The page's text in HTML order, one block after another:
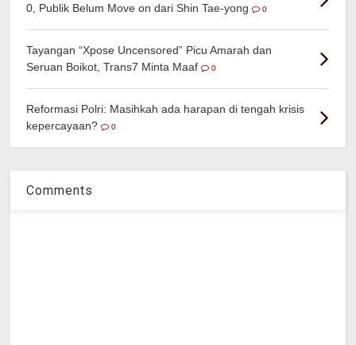
0, Publik Belum Move on dari Shin Tae-yong
0
Tayangan “Xpose Uncensored” Picu Amarah dan
Seruan Boikot, Trans7 Minta Maaf
0
Reformasi Polri: Masihkah ada harapan di tengah krisis
kepercayaan?
0
Comments